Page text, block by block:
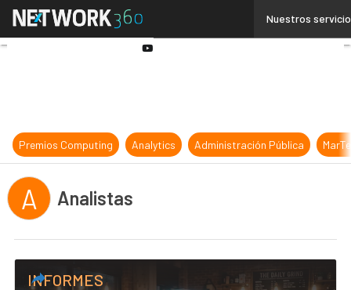
Nuestros
Premios Computing Analytics Administración Pública
A Analistas
INFORMES